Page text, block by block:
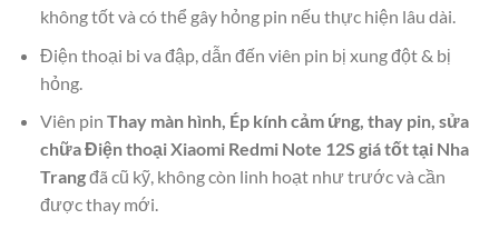
không tốt và có thể gây hỏng pin nếu thực hiện lâu dài.
Điện thoại bi va đập, dẫn đến viên pin bị xung đột & bị
hỏng.
Viên pin Thay màn hình, Ép kính cảm ứng, thay pin, sửa
chữa Điện thoại Xiaomi Redmi Note 12S giá tốt tại Nha
Trangđã cũ kỹ, không còn linh hoạt như trước và cần
được thay mới.